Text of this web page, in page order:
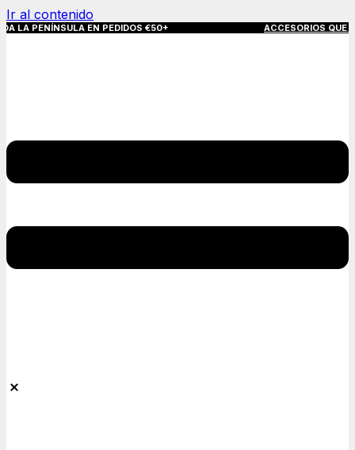
Ir al contenido
EN PEDIDOS €50+ ACCESORIOS QUE MARCAN LA